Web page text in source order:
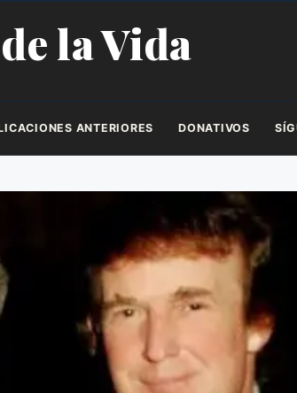
la Vida
ANTERIORES DONATIVOS